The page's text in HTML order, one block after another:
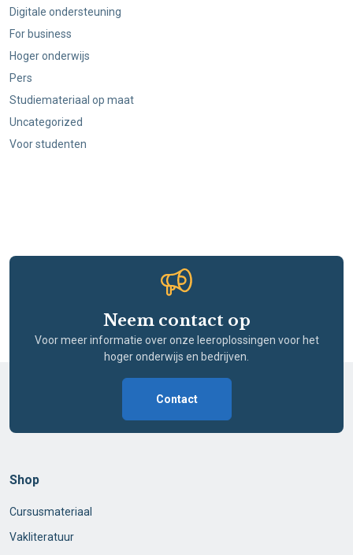
Digitale ondersteuning
For business
Hoger onderwijs
Pers
Studiemateriaal op maat
Uncategorized
Voor studenten
Neem contact op
Voor meer informatie over onze leeroplossingen voor het
hoger onderwijs en bedrijven.
Contact
Shop
Cursusmateriaal
Vakliteratuur